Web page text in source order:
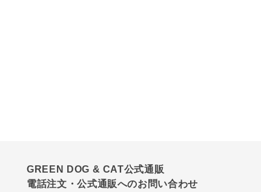
GREEN DOG & CAT公式通販
電話注文・公式通販へのお問い合わせ